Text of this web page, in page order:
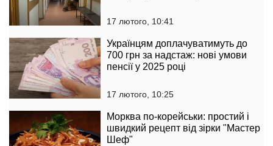
17 лютого, 10:41
Українцям доплачуватимуть до
700 грн за надстаж: нові умови
пенсії у 2025 році
17 лютого, 10:25
Морква по-корейськи: простий і
швидкий рецепт від зірки "Мастер
Шеф"